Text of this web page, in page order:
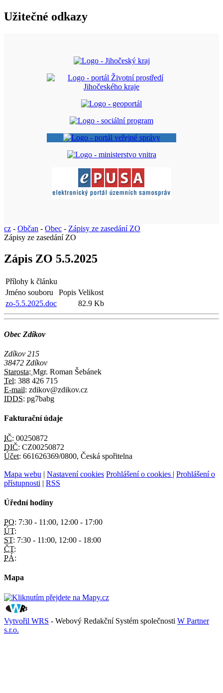
Užitečné odkazy
cz - Občan - Obec - Zápisy ze zasedání ZO
Zápisy ze zasedání ZO
Zápis ZO 5.5.2025
Přílohy k článku
Jméno souboru
Popis Velikost
zo-5.5.2025.doc
82.9 Kb
Obec Zdíkov
Zdíkov 215
38472 Zdíkov
Starosta: Mgr. Roman Šebánek
Tel: 388 426 715
E-mail: zdikov@zdikov.cz
IDDS: pg7babg
Fakturační údaje
IČ: 00250872
DIČ: CZ00250872
Účet: 661626369/0800, Česká spořitelna
Mapa webu | Nastavení cookies Prohlášení o cookies | Prohlášení o
přístupnosti | RSS
Úřední hodiny
PO: 7:30 - 11:00, 12:00 - 17:00
ÚT:
ST: 7:30 - 11:00, 12:00 - 18:00
ČT:
PÁ:
Mapa
Vytvořil WRS - Webový Redakční Systém společnosti W Partner
s.r.o.